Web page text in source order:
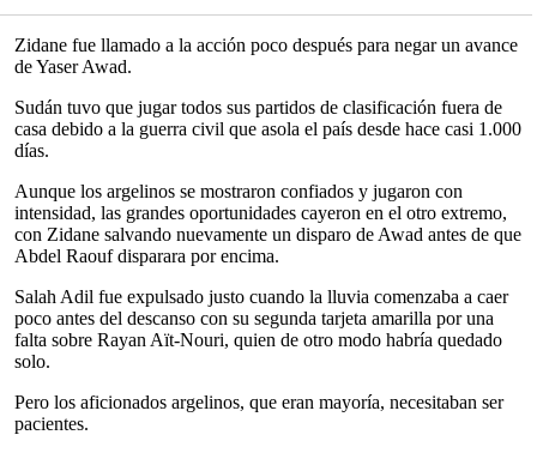
Zidane fue llamado a la acción poco después para negar un avance
de Yaser Awad.
Sudán tuvo que jugar todos sus partidos de clasificación fuera de
casa debido a la guerra civil que asola el país desde hace casi 1.000
días.
Aunque los argelinos se mostraron confiados y jugaron con
intensidad, las grandes oportunidades cayeron en el otro extremo,
con Zidane salvando nuevamente un disparo de Awad antes de que
Abdel Raouf disparara por encima.
Salah Adil fue expulsado justo cuando la lluvia comenzaba a caer
poco antes del descanso con su segunda tarjeta amarilla por una
falta sobre Rayan Aït-Nouri, quien de otro modo habría quedado
solo.
Pero los aficionados argelinos, que eran mayoría, necesitaban ser
pacientes.